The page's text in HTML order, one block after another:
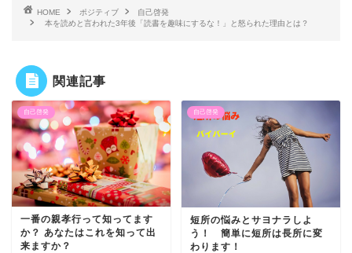
HOME ポジティブ
自己啓発
本を読めと言われた3年後「読書を趣味にするな！」と怒られた理由とは？
関連記事
自己啓発
一番の親孝行って知ってます
か？ あなたはこれを知って出
来ますか？
自己啓発
短所の悩みとサヨナラしよ
う！ 簡単に短所は長所に変
わります！